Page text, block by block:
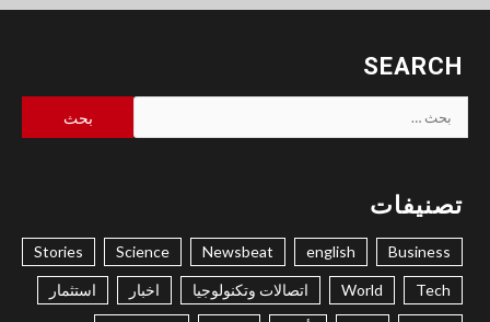
SEARCH
البحث
عن:
تصنيفات
Business
english
Newsbeat
Science
Stories
Tech
World اتصالات وتكنولوجيا اخبار استثمار